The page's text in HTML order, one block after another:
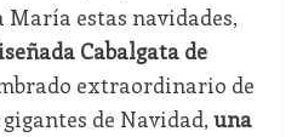
María estas navidades,
Cabalgata de
extraordinario de
de Navidad, una